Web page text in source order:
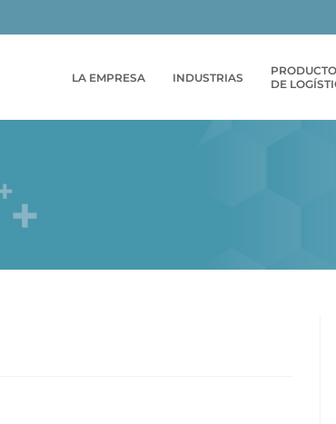
LA EMPRESA INDUSTRIAS
DE